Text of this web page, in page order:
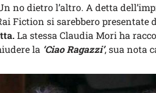
no dietro l’altro. A detta
Fiction si sarebbero presentate
La stessa Claudia Mori ha
la ‘Ciao Ragazzi’, sua nota